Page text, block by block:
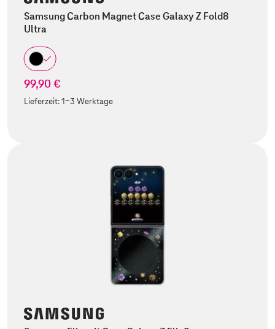
Samsung Carbon Magnet Case Galaxy Z Fold8
Ultra
99,90 €
Lieferzeit:1-3 Werktage